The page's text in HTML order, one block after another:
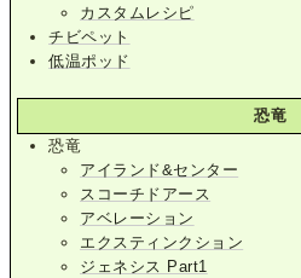
カスタムレシピ
チビペット
低温ポッド
恐竜
恐竜
アイランド&センター
スコーチドアース
アベレーション
エクスティンクション
ジェネシス Part1